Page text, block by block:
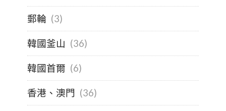
郵輪 (3)
韓國釜山 (36)
韓國首爾 (6)
香港、澳門 (36)